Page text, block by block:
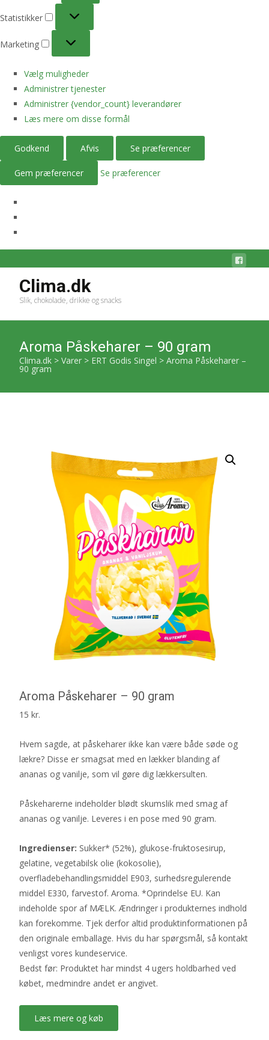
Statistikker
Marketing
Vælg muligheder
Administrer tjenester
Administrer {vendor_count} leverandører
Læs mere om disse formål
Godkend Afvis Se præferencer
Gem præferencer Se præferencer
Clima.dk
Slik, chokolade, drikke og snacks
Aroma Påskeharer – 90 gram
Clima.dk > Varer > ERT Godis Singel > Aroma Påskeharer –
90 gram
Aroma Påskeharer – 90 gram
15 kr.
Hvem sagde, at påskeharer ikke kan være både søde og
lækre? Disse er smagsat med en lækker blanding af
ananas og vanilje, som vil gøre dig lækkersulten.
Påskeharerne indeholder blødt skumslik med smag af
ananas og vanilje. Leveres i en pose med 90 gram.
Ingredienser: Sukker* (52%), glukose-fruktosesirup,
gelatine, vegetabilsk olie (kokosolie),
overfladebehandlingsmiddel E903, surhedsregulerende
middel E330, farvestof. Aroma. *Oprindelse EU. Kan
indeholde spor af MÆLK. Ændringer i produkternes indhold
kan forekomme. Tjek derfor altid produktinformationen på
den originale emballage. Hvis du har spørgsmål, så kontakt
venligst vores kundeservice.
Bedst før: Produktet har mindst 4 ugers holdbarhed ved
købet, medmindre andet er angivet.
Læs mere og køb